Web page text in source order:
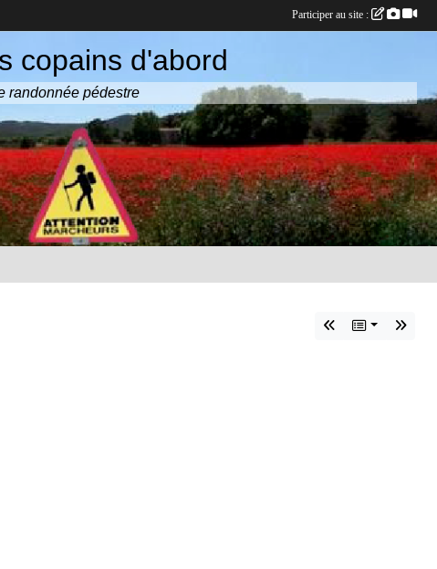
copains d'abord
randonnée pédestre
Participer au site :